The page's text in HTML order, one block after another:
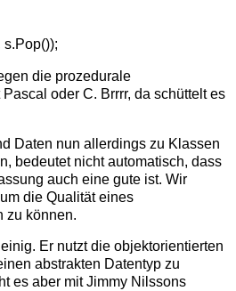
die prozedurale
oder C. Brrrr, da schüttelt es
Daten nun allerdings zu Klassen
bedeutet nicht automatisch, dass
auch eine gute ist. Wir
die Qualität eines
zu können.
Er nutzt die objektorientierten
abstrakten Datentyp zu
es aber mit Jimmy Nilssons